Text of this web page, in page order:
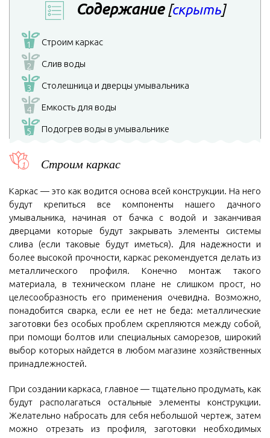
Содержание [скрыть]
1 Строим каркас
2 Слив воды
3 Столешница и дверцы умывальника
4 Емкость для воды
5 Подогрев воды в умывальнике
Строим каркас
Каркас — это как водится основа всей конструкции. На него
будут крепиться все компоненты нашего дачного
умывальника, начиная от бачка с водой и заканчивая
дверцами которые будут закрывать элементы системы
слива (если таковые будут иметься). Для надежности и
более высокой прочности, каркас рекомендуется делать из
металлического профиля. Конечно монтаж такого
материала, в техническом плане не слишком прост, но
целесообразность его применения очевидна. Возможно,
понадобится сварка, если ее нет не беда: металлические
заготовки без особых проблем скрепляются между собой,
при помощи болтов или специальных саморезов, широкий
выбор которых найдется в любом магазине хозяйственных
принадлежностей.
При создании каркаса, главное — тщательно продумать, как
будут располагаться остальные элементы конструкции.
Желательно набросать для себя небольшой чертеж, затем
можно отрезать из профиля, заготовки необходимых